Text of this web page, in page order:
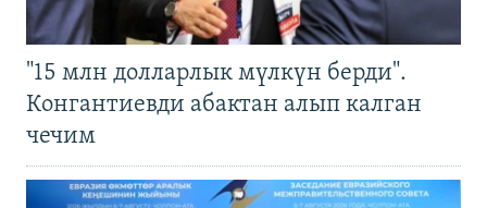
"15 млн долларлык мүлкүн берди".
Конгантиевди абактан алып калган
чечим